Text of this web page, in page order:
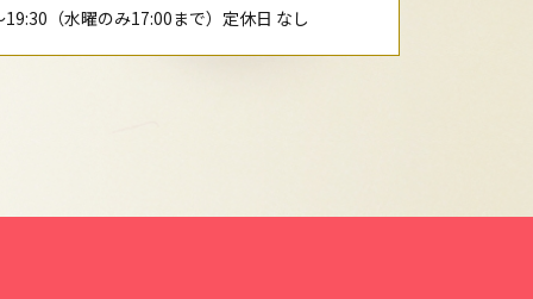
19:30（水曜のみ17:00まで）定休日 なし